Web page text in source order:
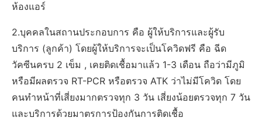
ห้องแอร์
2.บุคคลในสถานประกอบการ คือ ผู้ให้บริการและผู้รับ
บริการ (ลูกค้า) โดยผู้ให้บริการจะเป็นโควิดฟรี คือ ฉีด
วัคซีนครบ 2 เข็ม , เคยติดเชื้อมาแล้ว 1-3 เดือน ถือว่ามีภูมิ
หรือมีผลตรวจ RT-PCR หรือตรวจ ATK ว่าไม่มีโควิด โดย
คนทำหน้าที่เสี่ยงมากตรวจทุก 3 วัน เสี่ยงน้อยตรวจทุก 7 วัน
และบริการด้วยมาตรการป้องกันการติดเชื้อ